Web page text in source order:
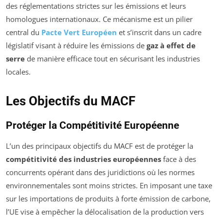
des réglementations strictes sur les émissions et leurs
homologues internationaux. Ce mécanisme est un pilier
central du Pacte Vert Européen et s’inscrit dans un cadre
législatif visant à réduire les émissions de gaz à effet de
serre de manière efficace tout en sécurisant les industries
locales.
Les Objectifs du MACF
Protéger la Compétitivité Européenne
L’un des principaux objectifs du MACF est de protéger la
compétitivité des industries européennes face à des
concurrents opérant dans des juridictions où les normes
environnementales sont moins strictes. En imposant une taxe
sur les importations de produits à forte émission de carbone,
l’UE vise à empêcher la délocalisation de la production vers